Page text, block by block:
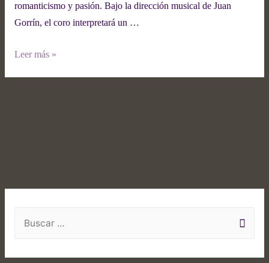
romanticismo y pasión. Bajo la dirección musical de Juan
Gorrín, el coro interpretará un …
Leer más »